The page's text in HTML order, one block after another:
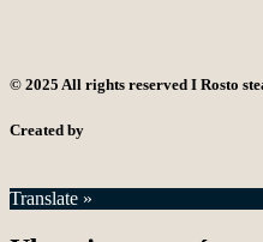
© 2025 All rights reserved I Rosto
Created by
Translate »